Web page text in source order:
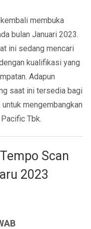
membuka
bulan Januari 2023.
ini sedang mencari
kualifikasi yang
Adapun
saat ini tersedia bagi
mengembangkan
Tbk.
Scan
2023